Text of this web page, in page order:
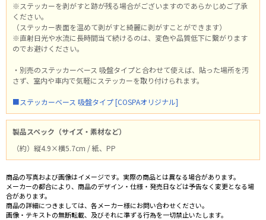
※ステッカーを剥がすと跡が残る場合がございますのであらかじめご了承
ください。
（ステッカー表面を温めて剥がすと綺麗に剥がすことができます）
※直射日光や水流に長時間当て続けるのは、変色や品質低下に繋がります
のでお避けください。
・別売のステッカーベース 吸盤タイプと合わせて使えば、貼った場所を汚
さず、室内や車内で気軽にステッカーを取り付けられます。
■ステッカーベース 吸盤タイプ [COSPAオリジナル]
製品スペック（サイズ・素材など）
（約）縦4.9×横5.7cm / 紙、PP
商品の写真および画像はイメージです。実際の商品とは異なる場合があります。
メーカーの都合により、商品のデザイン・仕様・発売日などは予告なく変更となる場
合があります。
商品の詳細につきましては、各メーカー様にお問い合わせください。
画像・テキストの無断転載、及びそれに準ずる行為を一切禁止いたします。